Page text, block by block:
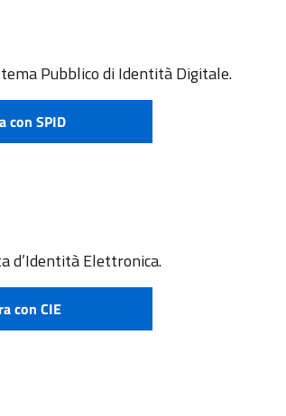
Pubblico di Identità Digitale.
con SPID
d’Identità Elettronica.
con CIE